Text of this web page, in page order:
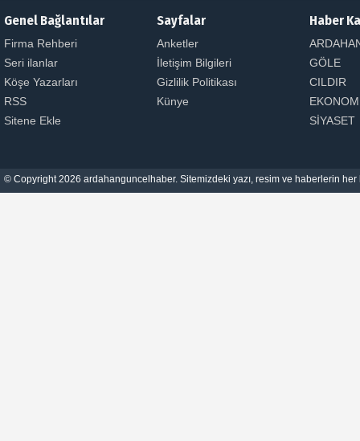
Genel Bağlantılar
Firma Rehberi
Seri ilanlar
Köşe Yazarları
RSS
Sitene Ekle
Sayfalar
Anketler
İletişim Bilgileri
Gizlilik Politikası
Künye
Haber
GÖLE
CILDIR
SİYASET
© Copyright 2026 ardahanguncelhaber. Sitemizdeki yazı, resim ve haberlerin her